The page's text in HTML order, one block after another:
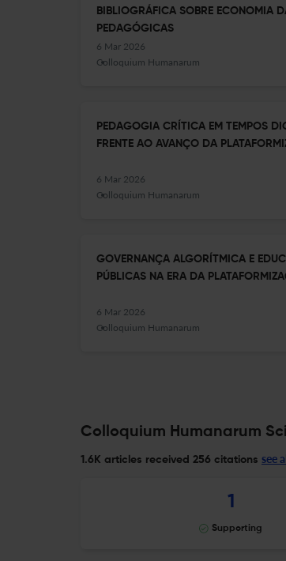
BIBLIOGRÁFICA SOBRE ECONOMIA
PEDAGÓGICAS
6 Mar 2026
Colloquium Humanarum
PEDAGOGIA CRÍTICA EM TEMPOS
FRENTE AO AVANÇO DA
6 Mar 2026
Colloquium Humanarum
GOVERNANÇA ALGORÍTMICA E
PÚBLICAS NA ERA DA
6 Mar 2026
Colloquium Humanarum
Colloquium Humanarum
1.6K articles received 256 citations see
1
Supporting